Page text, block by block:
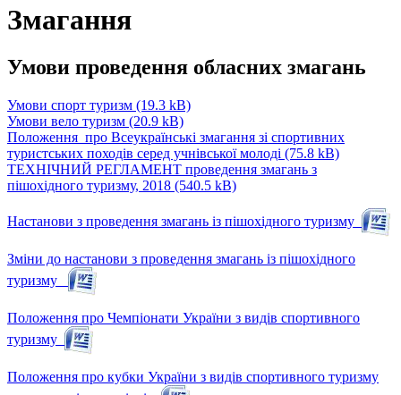
Змагання
Умови проведення обласних змагань
Умови спорт туризм (19.3 kB)
Умови вело туризм (20.9 kB)
Положення_про Всеукраїнські змагання зі спортивних
туристських походів серед учнівської молоді (75.8 kB)
ТЕХНІЧНИЙ РЕГЛАМЕНТ проведення змагань з
пішохідного туризму, 2018 (540.5 kB)
Настанови з проведення змагань із пішохідного туризму
Зміни до настанови з проведення змагань із пішохідного
туризму
Положення про Чемпіонати України з видів спортивного
туризму
Положення про кубки України з видів спортивного туризму